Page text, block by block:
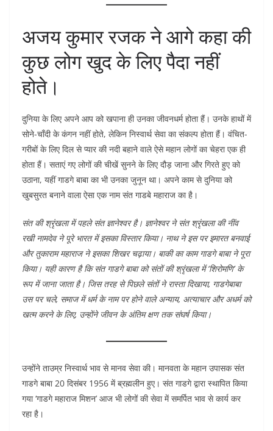
अजय कुमार रजक ने आगे कहा की
कुछ लोग खुद के लिए पैदा नहीं
होते।
दुनिया के लिए अपने आप को खपाना ही उनका जीवनधर्म होता हैं। उनके हाथों में
सोने-चाँदी के कंगन नहीं होते, लेकिन निस्वार्थ सेवा का संकल्प होता हैं। वंचित-
गरीबों के लिए दिल से प्यार की नदी बहाने वाले ऐसे महान लोगों का चेहरा एक ही
होता हैं। सताएं गए लोगों की चीखें सुनने के लिए दौड़ जाना और गिरते हुए को
उठाना, यहीं गाडगे बाबा का भी उनका जुनून था। अपने काम से दुनिया को
खुबसुरत बनाने वाला ऐसा एक नाम संत गाडबे महाराज का है।
संत की श्रृंखला में पहले संत ज्ञानेश्वर है। ज्ञानेश्वर ने संत श्रृंखला की नींव
रखी नामदेव ने पूरे भारत में इसका विस्तार किया। नाथ ने इस पर इमारत बनवाई
और तुकाराम महाराज ने इसका शिखर चढ़ाया। बाकी का काम गाडगे बाबा ने पूरा
किया। यही कारण है कि संत गाडगे बाबा को संतों की श्रृंखला में ‘शिरोमणि’ के
रूप में जाना जाता है। जिस तरह से पिछले संतों ने रास्ता दिखाया, गाडगेबाबा
उस पर चले, समाज में धर्म के नाम पर होने वाले अन्याय, अत्याचार और अधर्म को
खत्म करने के लिए, उन्होंने जीवन के अंतिम क्षण तक संघर्ष किया।
उन्होंने ताउम्र निस्वार्थ भाव से मानव सेवा की। मानवता के महान उपासक संत
गाडगे बाबा 20 दिसंबर 1956 में ब्रह्मलीन हुए। संत गाडगे द्वारा स्थापित किया
गया ‘गाडगे महाराज मिशन’ आज भी लोगों की सेवा में समर्पित भाव से कार्य कर
रहा है।